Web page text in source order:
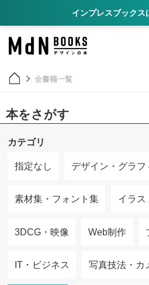
インプレスブックス
全書籍一覧
本をさがす
カテゴリ
指定なし デザイン・グラフ
素材集・フォント集 イラス
3DCG・映像 Web制作
IT・ビジネス 写真技法・カ